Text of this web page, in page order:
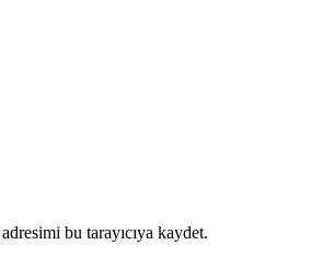
bu tarayıcıya kaydet.